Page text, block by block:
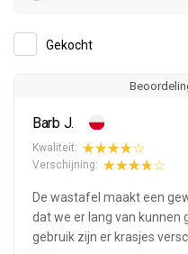
Gekocht
Barb J.
Kwaliteit:
Verschijning:
De wastafel maakt een
dat we er lang van kunnen
gebruik zijn er krasjes